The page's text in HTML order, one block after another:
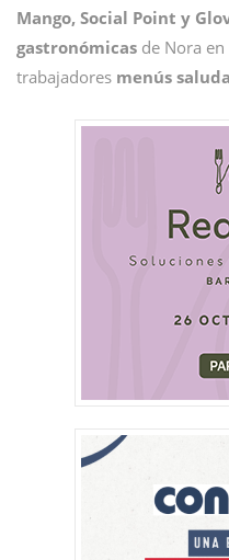
Mango, Social Point y
gastronómicas de Nora
trabajadores menús